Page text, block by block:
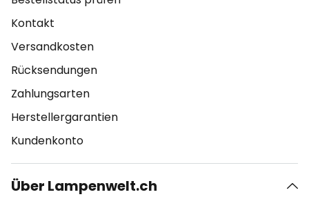
Kontakt
Versandkosten
Rücksendungen
Zahlungsarten
Herstellergarantien
Kundenkonto
Über Lampenwelt.ch